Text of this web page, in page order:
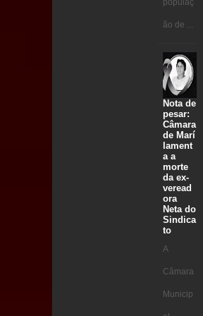
populaç
ão de ...
Nota de
pesar:
Câmara
de Marí
lament
a a
morte
da ex-
veread
ora
Neta do
Sindica
to
A
Câmara
Municip